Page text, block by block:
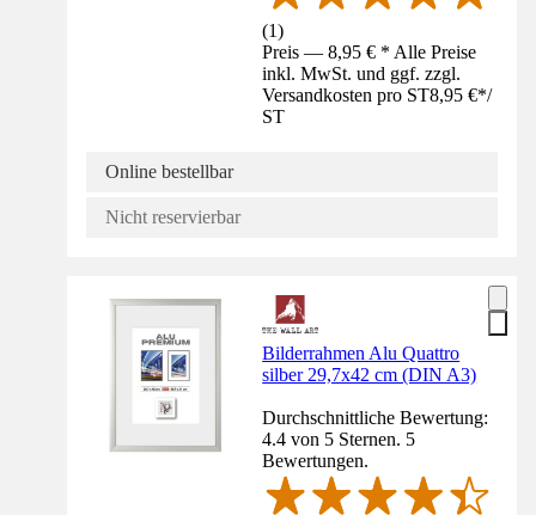
(1)
Preis — 8,95 € * Alle Preise
inkl. MwSt. und ggf. zzgl.
Versandkosten pro ST8,95 €*/
ST
Online bestellbar
Nicht reservierbar
Bilderrahmen Alu Quattro
silber 29,7x42 cm (DIN A3)
Durchschnittliche Bewertung:
4.4 von 5 Sternen. 5
Bewertungen.